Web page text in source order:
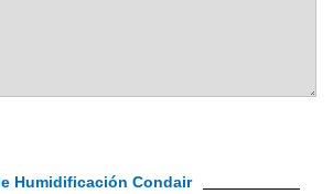
Humidificación Condair